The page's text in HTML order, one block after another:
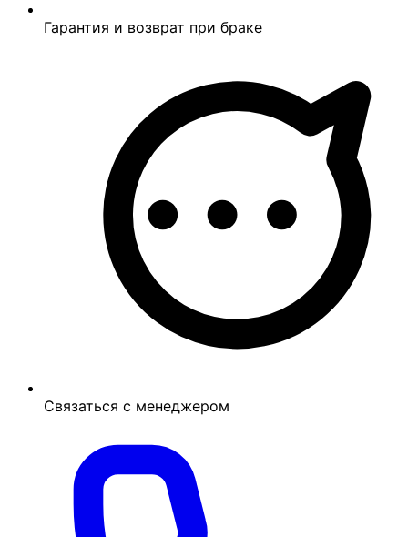
Гарантия и возврат при браке
Связаться с менеджером